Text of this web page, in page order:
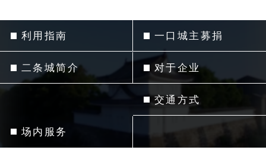
利用指南
二条城简介
场内服务
一口城主募捐
对于企业
交通方式